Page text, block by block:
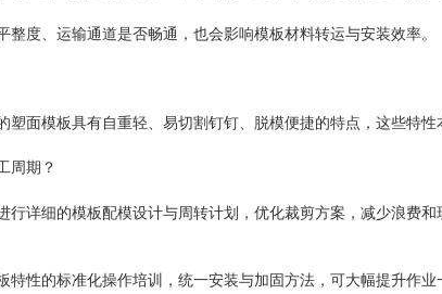
度、运输通道是否畅通，也会影响模板材料转运与安装效率。
塑面模板具有自重轻、易切割钉钉、脱模便捷的特点，这些特
周期？
行详细的模板配模设计与周转计划，优化裁剪方案，减少浪费和
特性的标准化操作培训，统一安装与加固方法，可大幅提升作业